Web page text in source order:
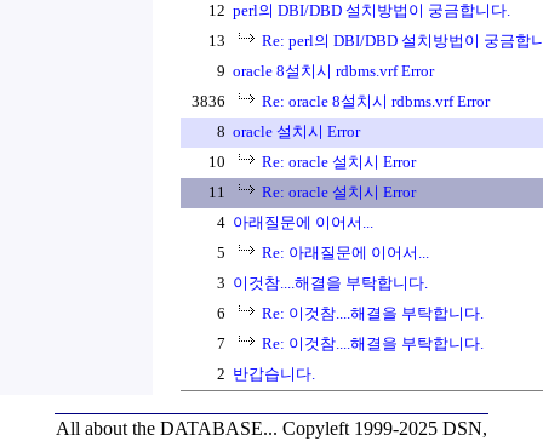
12 perl의 DBI/DBD 설치방법이 궁금합니다.
13
Re: perl의 DBI/DBD 설치방법이 궁금합
9 oracle 8설치시 rdbms.vrf Error
3836
Re: oracle 8설치시 rdbms.vrf Error
8 oracle 설치시 Error
10
Re: oracle 설치시 Error
11
Re: oracle 설치시 Error
4 아래질문에 이어서...
5
Re: 아래질문에 이어서...
3 이것참....해결을 부탁합니다.
6
Re: 이것참....해결을 부탁합니다.
7
Re: 이것참....해결을 부탁합니다.
2 반갑습니다.
All about the DATABASE... Copyleft 1999-2025 DSN,